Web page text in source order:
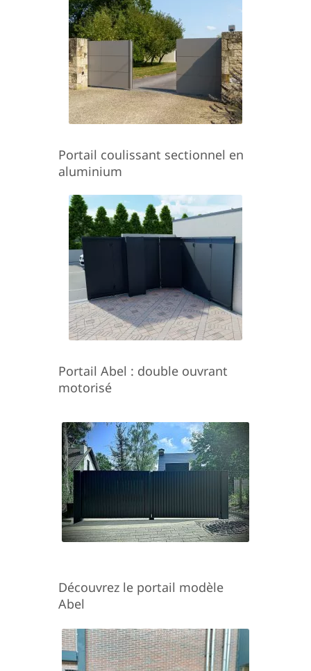
Portail coulissant sectionnel en
aluminium
Portail Abel : double ouvrant
motorisé
Découvrez le portail modèle
Abel